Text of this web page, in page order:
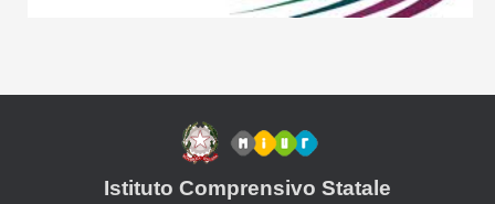
Istituto Comprensivo Statale